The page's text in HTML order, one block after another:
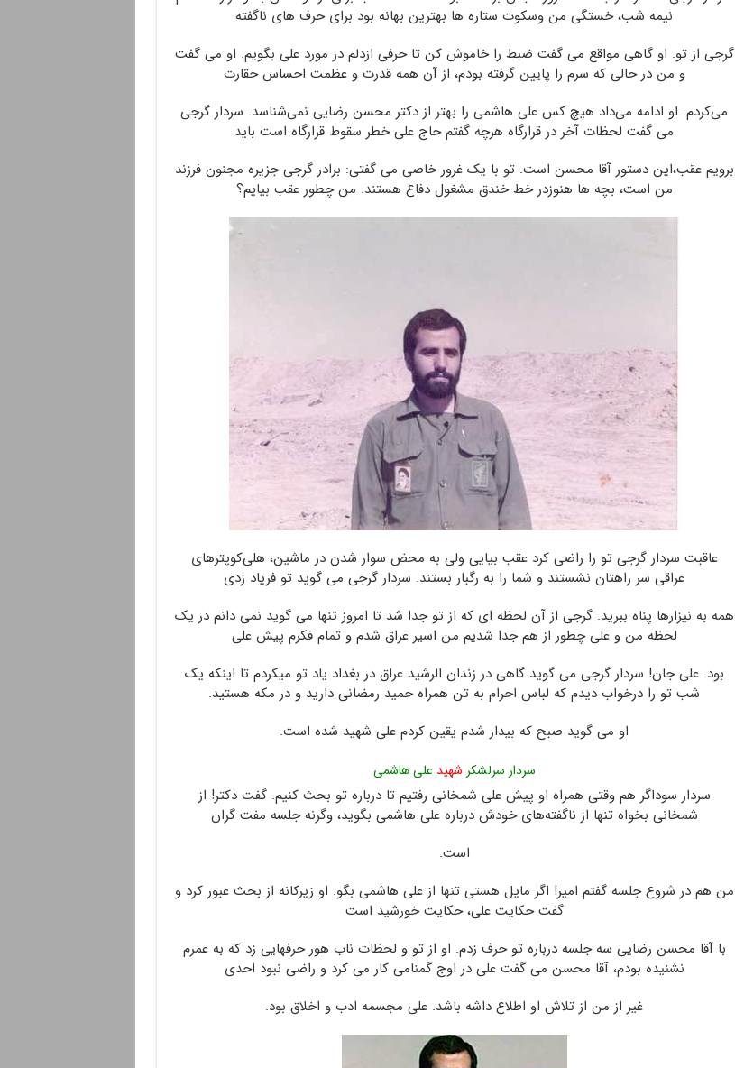
نیمه شب، خستگی من وسکوت ستاره ها بهترین بهانه بود برای حرف های ناگفته
گرجی از تو. او گاهی مواقع می گفت ضبط را خاموش کن تا حرفی ازدلم در مورد علی بگویم. او می گفت
و من در حالی که سرم را پایین گرفته بودم، از آن همه قدرت و عظمت احساس حقارت
می‌کردم. او ادامه می‌داد هیچ کس علی هاشمی را بهتر از دکتر محسن رضایی نمی‌شناسد. سردار گرجی
می گفت لحظات آخر در قرارگاه هرچه گفتم حاج علی خطر سقوط قرارگاه است باید
برویم عقب،‌این دستور آقا محسن است. تو با یک غرور خاصی می گفتی: برادر گرجی جزیره مجنون فرزند
من است، بچه ها هنوزدر خط خندق مشغول دفاع هستند. من چطور عقب بیایم؟
عاقبت سردار گرجی تو را راضی کرد عقب بیایی ولی به محض سوار شدن در ماشین، هلی‌کوپترهای
عراقی سر راهتان نشستند و شما را به رگبار بستند. سردار گرجی می گوید تو فریاد زدی
همه به نیزارها پناه ببرید. گرجی از آن لحظه ای که از تو جدا شد تا امروز تنها می گوید نمی دانم در یک
لحظه من و علی چطور از هم جدا شدیم من اسیر عراق شدم و تمام فکرم پیش علی
بود. علی جان! سردار گرجی می گوید گاهی در زندان الرشید عراق در بغداد یاد تو میکردم تا اینکه یک
شب تو را درخواب دیدم که لباس احرام به تن همراه حمید رمضانی دارید و در مکه هستید.
او می گوید صبح که بیدار شدم یقین کردم علی شهید شده است.
سردار سرلشکر شهید علی هاشمی
سردار سوداگر هم وقتی همراه او پیش علی شمخانی رفتیم تا درباره تو بحث کنیم. گفت دکتر! از
شمخانی بخواه تنها از ناگفته‌های خودش درباره علی هاشمی بگوید، وگرنه جلسه مفت گران
است.
من هم در شروع جلسه گفتم امیر! اگر مایل هستی تنها از علی هاشمی بگو. او زیرکانه از بحث عبور کرد و
گفت حکایت علی، حکایت خورشید است
با آقا محسن رضایی سه جلسه درباره تو حرف زدم. او از تو و لحظات ناب هور حرفهایی زد که به عمرم
نشنیده بودم، آقا محسن می گفت علی در اوج گمنامی کار می کرد و راضی نبود احدی
غیر از من از تلاش او اطلاع داشه باشد. علی مجسمه ادب و اخلاق بود.